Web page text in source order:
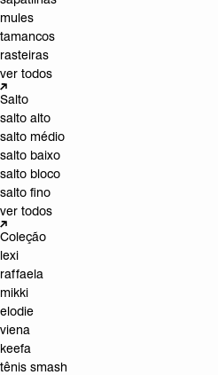
mules
tamancos
rasteiras
ver todos
Salto
salto alto
salto médio
salto baixo
salto bloco
salto fino
ver todos
Coleção
lexi
raffaela
mikki
elodie
viena
keefa
tênis smash